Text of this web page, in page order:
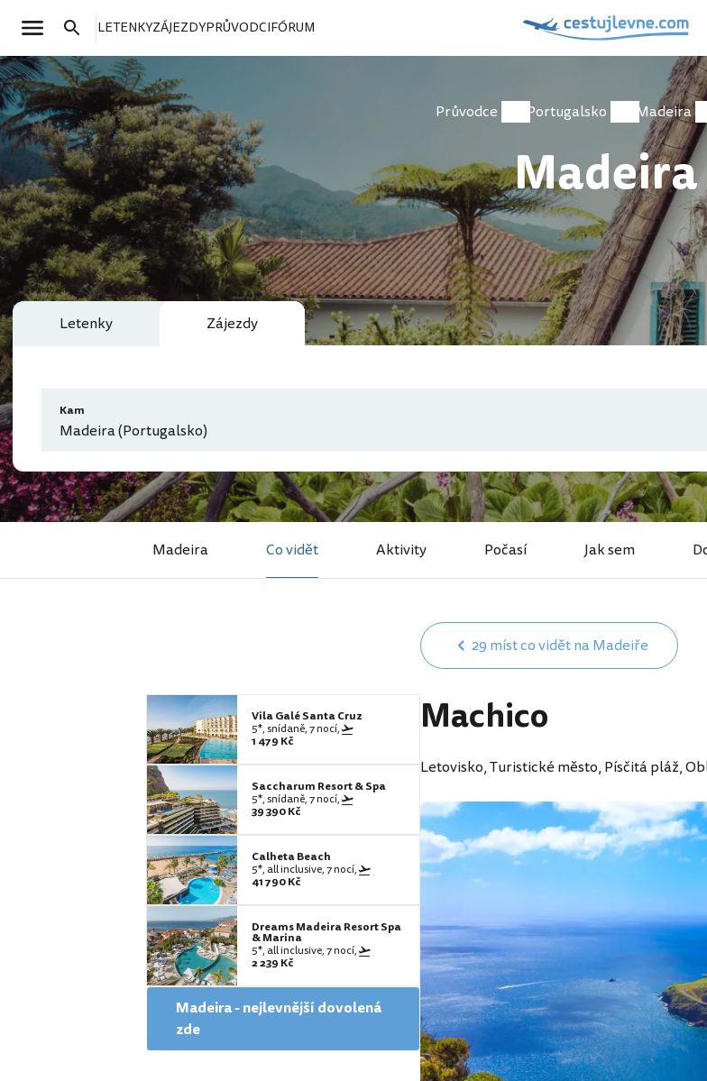
LETENKYZÁJEZDYPRŮVODCIFÓRUM
Průvodce Portugalsko Madeira
Madeira
Letenky Zájezdy
Kam
Madeira (Portugalsko)
Madeira Co vidět Aktivity Počasí Jak sem
Vila Galé Santa Cruz
5*, snídaně, 7 nocí,
1 479 Kč
Saccharum Resort & Spa
5*, snídaně, 7 nocí,
39 390 Kč
Calheta Beach
5*, all inclusive, 7 nocí,
41 790 Kč
Dreams Madeira Resort Spa
& Marina
5*, all inclusive, 7 nocí,
2 239 Kč
Madeira - nejlevnější dovolená
zde
29 míst co vidět na Madeiře
Machico
Letovisko, Turistické město, Písčitá pláž,